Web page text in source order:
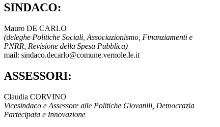
SINDACO:
Mauro DE CARLO
(deleghe Politiche Sociali, Associazionismo, Finanziamenti e
PNRR, Revisione della Spesa Pubblica)
mail: sindaco.decarlo@comune.vernole.le.it
ASSESSORI:
Claudia CORVINO
Vicesindaco e Assessore alle Politiche Giovanili, Democrazia
Partecipata e Innovazione